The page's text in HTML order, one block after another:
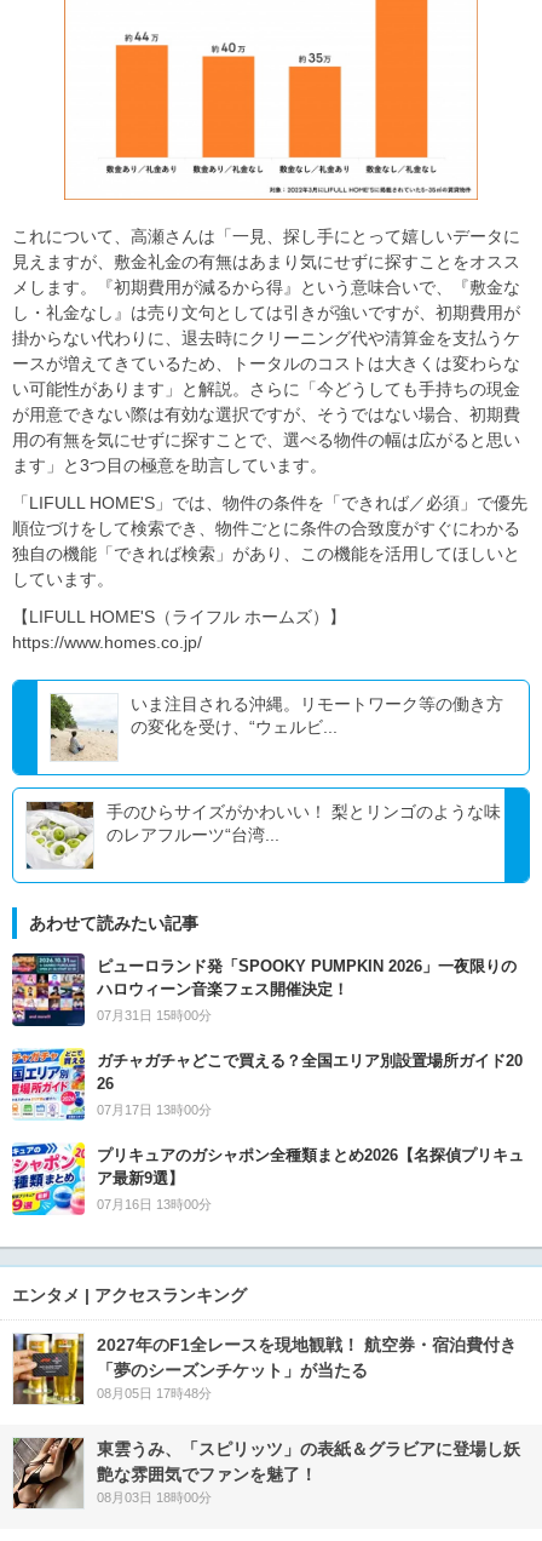
これについて、高瀬さんは「一見、探し手にとって嬉しいデータに
見えますが、敷金礼金の有無はあまり気にせずに探すことをオスス
メします。『初期費用が減るから得』という意味合いで、『敷金な
し・礼金なし』は売り文句としては引きが強いですが、初期費用が
掛からない代わりに、退去時にクリーニング代や清算金を支払うケ
ースが増えてきているため、トータルのコストは大きくは変わらな
い可能性があります」と解説。さらに「今どうしても手持ちの現金
が用意できない際は有効な選択ですが、そうではない場合、初期費
用の有無を気にせずに探すことで、選べる物件の幅は広がると思い
ます」と3つ目の極意を助言しています。
「LIFULL HOME'S」では、物件の条件を「できれば／必須」で優先
順位づけをして検索でき、物件ごとに条件の合致度がすぐにわかる
独自の機能「できれば検索」があり、この機能を活用してほしいと
しています。
【LIFULL HOME'S（ライフル ホームズ）】
https://www.homes.co.jp/
いま注目される沖縄。リモートワーク等の働き方
の変化を受け、“ウェルビ...
手のひらサイズがかわいい！ 梨とリンゴのような味
のレアフルーツ“台湾...
あわせて読みたい記事
ピューロランド発「SPOOKY PUMPKIN 2026」一夜限りの
ハロウィーン音楽フェス開催決定！
07月31日 15時00分
ガチャガチャどこで買える？全国エリア別設置場所ガイド20
26
07月17日 13時00分
プリキュアのガシャポン全種類まとめ2026【名探偵プリキュ
ア最新9選】
07月16日 13時00分
エンタメ | アクセスランキング
2027年のF1全レースを現地観戦！ 航空券・宿泊費付き
「夢のシーズンチケット」が当たる
08月05日 17時48分
東雲うみ、「スピリッツ」の表紙＆グラビアに登場し妖
艶な雰囲気でファンを魅了！
08月03日 18時00分